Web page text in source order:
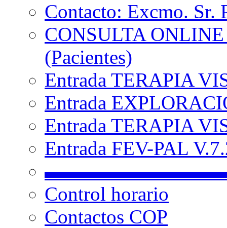
Contacto: Excmo. Sr.
CONSULTA
(Pacientes)
Entrada TERAPIA
Entrada
Entrada TERAPIA
Entrada FEV-PAL
Control horario
Contactos COP